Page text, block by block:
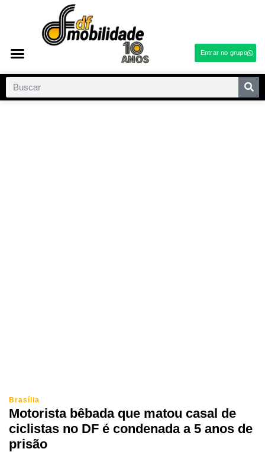
Entrar no grupo
Brasília
Motorista bêbada que matou casal de
ciclistas no DF é condenada a 5 anos de
prisão